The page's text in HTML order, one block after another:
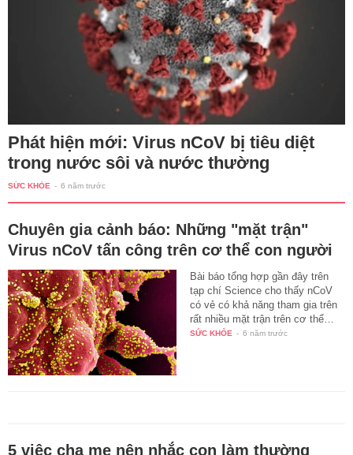
Phát hiện mới: Virus nCoV bị tiêu diệt
trong nước sôi và nước thường
SỨC KHỎE - 6 năm trước
Chuyên gia cảnh báo: Những "mặt trận"
Virus nCoV tấn công trên cơ thể con người
Bài báo tổng hợp gần đây trên
tạp chí Science cho thấy nCoV
có vẻ có khả năng tham gia trên
rất nhiều mặt trận trên cơ thể…
SỨC KHỎE - 6 năm trước
5 việc cha mẹ nên nhắc con làm thường